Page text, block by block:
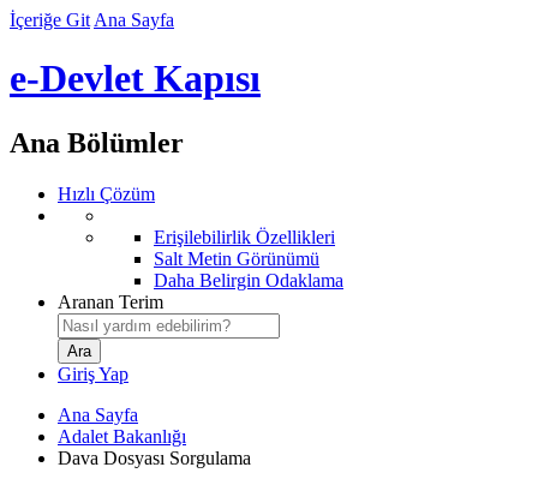
İçeriğe Git Ana Sayfa
e-Devlet Kapısı
Ana Bölümler
Hızlı Çözüm
Erişilebilirlik Özellikleri
Salt Metin Görünümü
Daha Belirgin Odaklama
Aranan Terim
Giriş Yap
Ana Sayfa
Adalet Bakanlığı
Dava Dosyası Sorgulama